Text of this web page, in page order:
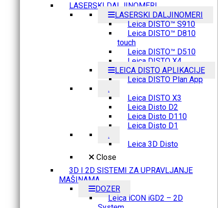
LASERSKI DALJINOMERI
LASERSKI DALJINOMERI
Leica DISTO™ S910
Leica DISTO™ D810
touch
Leica DISTO™ D510
Leica DISTO X4
LEICA DISTO APLIKACIJE
Leica DISTO Plan App
.
Leica DISTO X3
Leica Disto D2
Leica Disto D110
Leica Disto D1
.
Leica 3D Disto
Close
3D I 2D SISTEMI ZA UPRAVLJANJE
MAŠINAMA
DOZER
Leica iCON iGD2 – 2D